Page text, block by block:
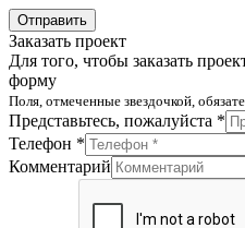
Отправить
Заказать проект
Для того, чтобы заказать
форму
Поля, отмеченные звездочкой,
Представьтесь, пожалуйста *
Телефон *
Комментарий